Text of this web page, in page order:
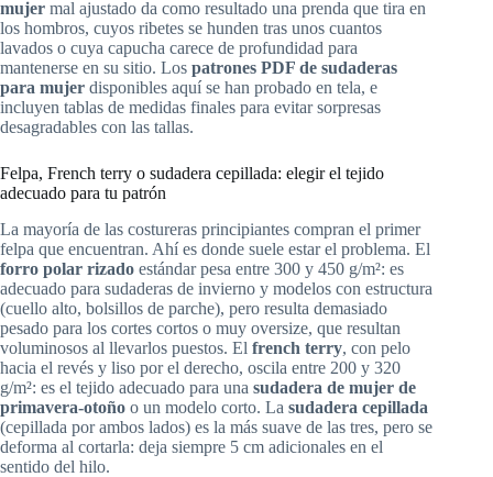
mujer mal ajustado da como resultado una prenda que tira en
los hombros, cuyos ribetes se hunden tras unos cuantos
lavados o cuya capucha carece de profundidad para
mantenerse en su sitio. Los patrones PDF de sudaderas
para mujer disponibles aquí se han probado en tela, e
incluyen tablas de medidas finales para evitar sorpresas
desagradables con las tallas.
Felpa, French terry o sudadera cepillada: elegir el tejido
adecuado para tu patrón
La mayoría de las costureras principiantes compran el primer
felpa que encuentran. Ahí es donde suele estar el problema. El
forro polar rizado estándar pesa entre 300 y 450 g/m²: es
adecuado para sudaderas de invierno y modelos con estructura
(cuello alto, bolsillos de parche), pero resulta demasiado
pesado para los cortes cortos o muy oversize, que resultan
voluminosos al llevarlos puestos. El french terry, con pelo
hacia el revés y liso por el derecho, oscila entre 200 y 320
g/m²: es el tejido adecuado para una sudadera de mujer de
primavera-otoño o un modelo corto. La sudadera cepillada
(cepillada por ambos lados) es la más suave de las tres, pero se
deforma al cortarla: deja siempre 5 cm adicionales en el
sentido del hilo.